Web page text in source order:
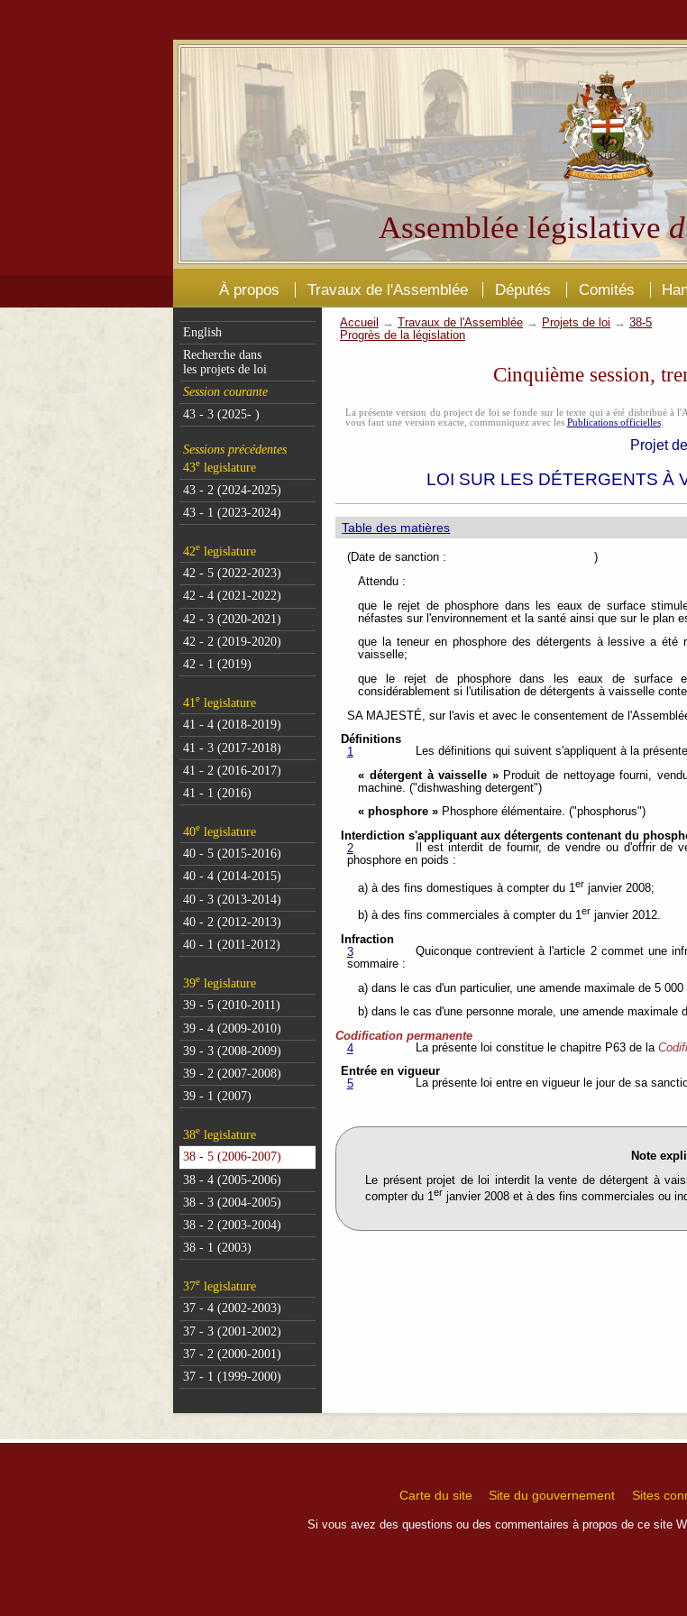
Assemblée législative
À propos Travaux de l'Assemblée Députés Comités
English
Recherche dans
les projets de loi
Session courante
43 - 3 (2025- )
Sessions précédentes
43elegislature
43 - 2 (2024-2025)
43 - 1 (2023-2024)
42elegislature
42 - 5 (2022-2023)
42 - 4 (2021-2022)
42 - 3 (2020-2021)
42 - 2 (2019-2020)
42 - 1 (2019)
41elegislature
41 - 4 (2018-2019)
41 - 3 (2017-2018)
41 - 2 (2016-2017)
41 - 1 (2016)
40elegislature
40 - 5 (2015-2016)
40 - 4 (2014-2015)
40 - 3 (2013-2014)
40 - 2 (2012-2013)
40 - 1 (2011-2012)
39elegislature
39 - 5 (2010-2011)
39 - 4 (2009-2010)
39 - 3 (2008-2009)
39 - 2 (2007-2008)
39 - 1 (2007)
38elegislature
38 - 5 (2006-2007)
38 - 4 (2005-2006)
38 - 3 (2004-2005)
38 - 2 (2003-2004)
38 - 1 (2003)
37elegislature
37 - 4 (2002-2003)
37 - 3 (2001-2002)
37 - 2 (2000-2001)
37 - 1 (1999-2000)
Accueil → Travaux de l'Assemblée → Projets de loi → 38-5
Progrès de la législation
Cinquième session,
La présente version du project de loi se fonde sur le texte qui a été disbribué à
vous faut une version exacte, communiquez avec les Publications officielles.
Projet
LOI SUR LES DÉTERGENTS À
Table des matières
(Date de sanction : )
Attendu :
que le rejet de phosphore dans les eaux de surface
néfastes sur l'environnement et la santé ainsi que sur le plan
que la teneur en phosphore des détergents à lessive a
vaisselle;
que le rejet de phosphore dans les eaux de surface
considérablement si l'utilisation de détergents à vaisselle
SA MAJESTÉ, sur l'avis et avec le consentement de
Définitions
1
Les définitions qui suivent s'appliquent à la
« détergent à vaisselle »Produit de nettoyage fourni,
machine. ("dishwashing detergent")
« phosphore » Phosphore élémentaire. ("phosphorus")
Interdiction s'appliquant aux détergents contenant du
2
Il est interdit de fournir, de vendre ou d'offrir de
phosphore en poids :
a) à des fins domestiques à compter du 1er janvier 2008;
b) à des fins commerciales à compter du 1er janvier 2012.
Infraction
3
Quiconque contrevient à l'article 2 commet une
sommaire :
a) dans le cas d'un particulier, une amende maximale de 5 000
b) dans le cas d'une personne morale, une amende maximale
Codification permanente
4
La présente loi constitue le chapitre P63 de la
Entrée en vigueur
5
La présente loi entre en vigueur le jour de sa
Note
Le présent projet de loi interdit la vente de détergent à
compter du 1er janvier 2008 et à des fins commerciales ou
Carte du site Site du gouvernement Sites
Si vous avez des questions ou des commentaires à propos de ce site